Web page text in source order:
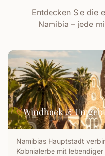
Entdecken Sie die
Namibia – jede
Windhoek &
Namibias Hauptstadt
Kolonialerbe mit